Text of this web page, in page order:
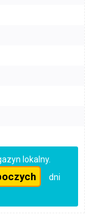
lokalny.
dni